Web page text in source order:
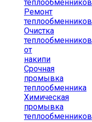
теплообменников
Ремонт
теплообменников
Очистка
теплообменников
от
накипи
Срочная
промывка
теплообменника
Химическая
промывка
теплообменников